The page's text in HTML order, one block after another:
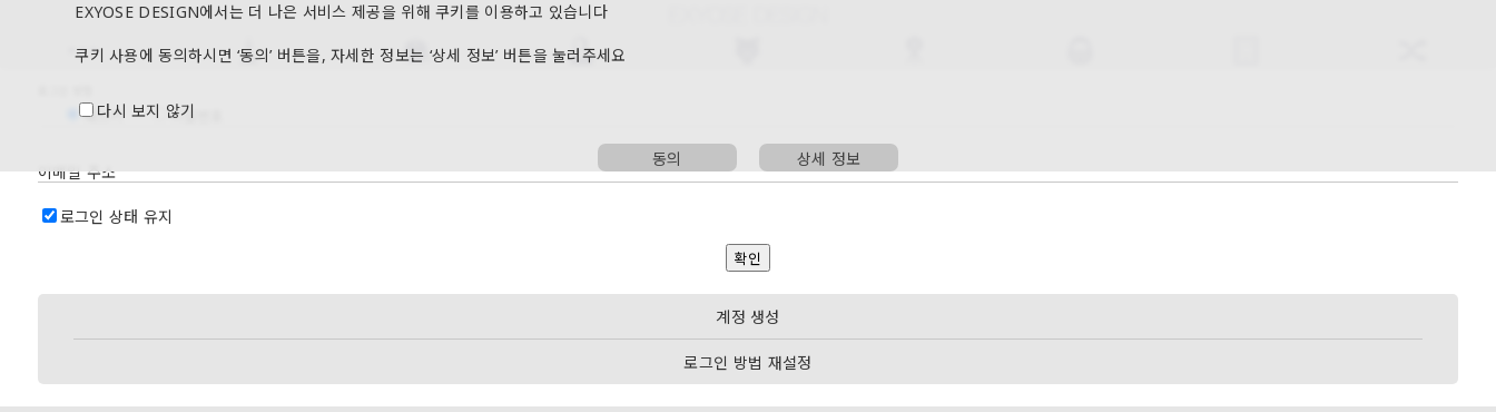
EXYOSE DESIGN에서는 더 나은 서비스 제공을 위해 쿠키를 이용하고 있습니다
쿠키 사용에 동의하시면 ‘동의’ 버튼을, 자세한 정보는 ‘상세 정보’ 버튼을 눌러주세요
다시 보지 않기
동의 상세 정보
패스키 비밀번호
이메일 주소
로그인 상태 유지
계정 생성
로그인 방법 재설정